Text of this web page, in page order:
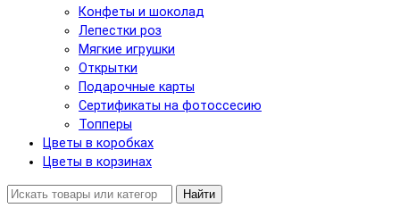
Конфеты и шоколад
Лепестки роз
Мягкие игрушки
Открытки
Подарочные карты
Сертификаты на фотоссесию
Топперы
Цветы в коробках
Цветы в корзинах
Найти